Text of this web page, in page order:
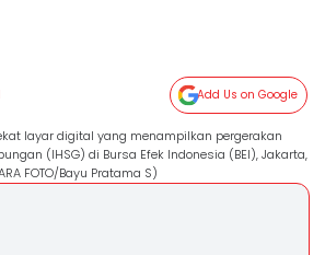
Add Us on Google
layar digital yang menampilkan pergerakan
(IHSG) di Bursa Efek Indonesia (BEI), Jakarta,
FOTO/Bayu Pratama S)